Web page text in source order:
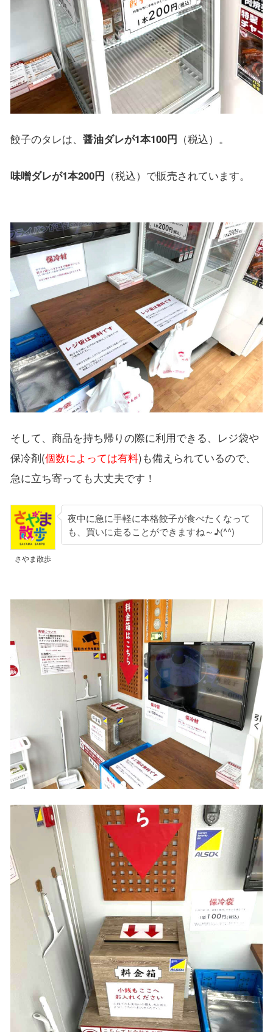
餃子のタレは、 醤油ダレが1本100円 （税込）。
味噌ダレが1本200円 （税込）で販売されています。
そして、商品を持ち帰りの際に利用できる、レジ袋や
保冷剤(個数によっては有料)も備えられているので、
急に立ち寄っても大丈夫です！
さやま散歩
夜中に急に手軽に本格餃子が食べたくなって
も、買いに走ることができますね～♪(^^)